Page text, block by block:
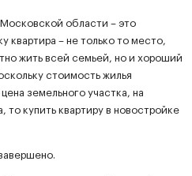
области – это
квартира – не только то место,
жить всей семьей, но и хороший
стоимость жилья
земельного участка, на
купить квартиру в новостройке